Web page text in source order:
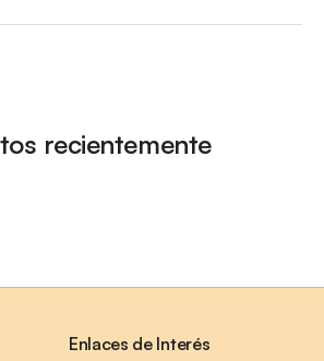
recientemente
Enlaces de Interés